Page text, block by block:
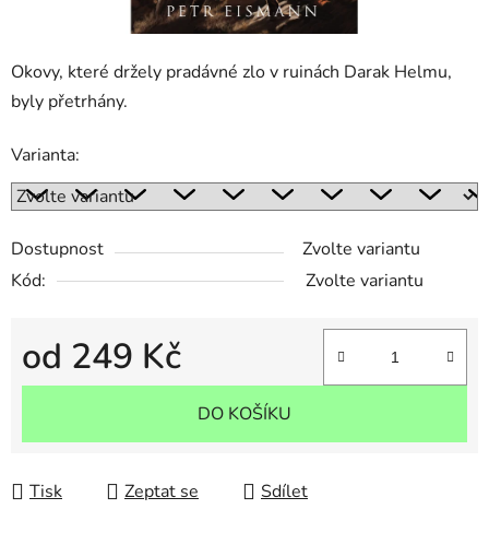
Okovy, které držely pradávné zlo v ruinách Darak Helmu,
byly přetrhány.
Varianta:
Dostupnost
Zvolte variantu
Kód:
Zvolte variantu
od 249 Kč
Měrná cena:
DO KOŠÍKU
Tisk Zeptat se Sdílet